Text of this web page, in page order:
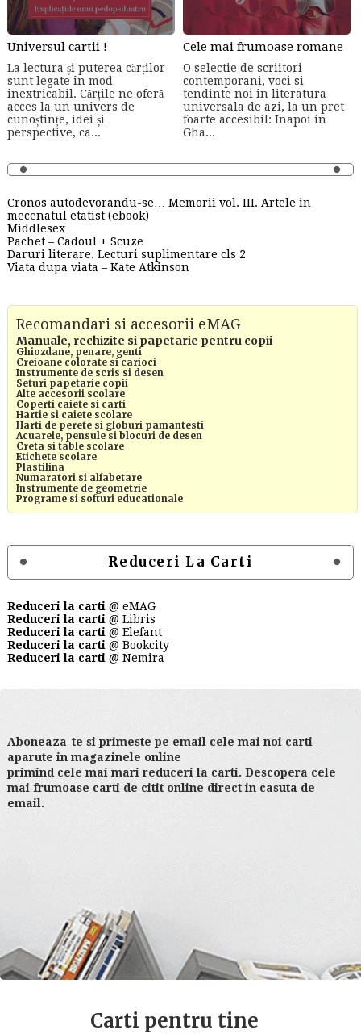
Universul cartii !
La lectura și puterea cărților
sunt legate în mod
inextricabil. Cărțile ne oferă
acces la un univers de
cunoștințe, idei și
perspective, ca...
Cele mai frumoase romane
O selectie de scriitori
contemporani, voci si
tendinte noi in literatura
universala de azi, la un pret
foarte accesibil: Inapoi in
Gha...
Cronos autodevorandu-se… Memorii vol. III. Artele in
mecenatul etatist (ebook)
Middlesex
Pachet – Cadoul + Scuze
Daruri literare. Lecturi suplimentare cls 2
Viata dupa viata – Kate Atkinson
Recomandari si accesorii eMAG
Manuale, rechizite si papetarie pentru copii
Ghiozdane, penare, genti
Creioane colorate si carioci
Instrumente de scris si desen
Seturi papetarie copii
Alte accesorii scolare
Coperti caiete si carti
Hartie si caiete scolare
Harti de perete si globuri pamantesti
Acuarele, pensule si blocuri de desen
Creta si table scolare
Etichete scolare
Plastilina
Numaratori si alfabetare
Instrumente de geometrie
Programe si softuri educationale
Reduceri La Carti
Reduceri la carti @ eMAG
Reduceri la carti @ Libris
Reduceri la carti @ Elefant
Reduceri la carti @ Bookcity
Reduceri la carti @ Nemira
Aboneaza-te si primeste pe email cele mai noi carti
aparute in magazinele online
primind cele mai mari reduceri la carti. Descopera cele
mai frumoase carti de citit online direct in casuta de
email.
Carti pentru tine